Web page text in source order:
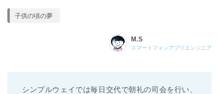
子供の頃の夢
M.S
スマートフォンアプリエンジニア
シンプルウェイでは毎日交代で朝礼の司会を行い、